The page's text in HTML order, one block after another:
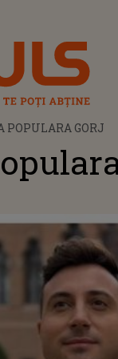
POPULARA GORJ